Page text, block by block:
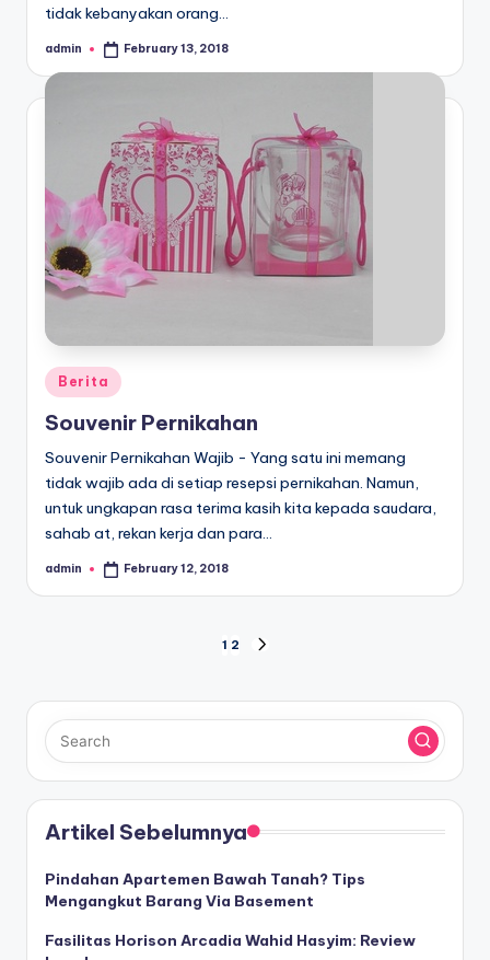
tidak kebanyakan orang…
Posted
admin February 13, 2018
Posted
in
Berita
Souvenir Pernikahan
Souvenir Pernikahan Wajib - Yang satu ini memang
tidak wajib ada di setiap resepsi pernikahan. Namun,
untuk ungkapan rasa terima kasih kita kepada saudara,
sahab at, rekan kerja dan para…
Posted
admin February 12, 2018
pagination
1 2
Artikel Sebelumnya
Pindahan Apartemen Bawah Tanah? Tips
Mengangkut Barang Via Basement
Fasilitas Horison Arcadia Wahid Hasyim: Review